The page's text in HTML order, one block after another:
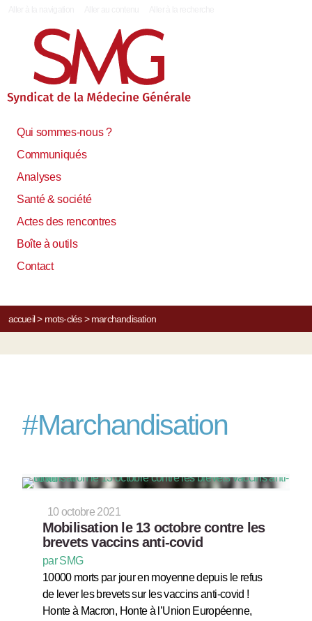
Qui sommes-nous ?
Communiqués
Analyses
Santé & société
Actes des rencontres
Boîte à outils
Contact
accueil> mots-clés> marchandisation
#Marchandisation
10 octobre 2021
Mobilisation le 13 octobre contre les
brevets vaccins anti-covid
par SMG
10000 morts par jour en moyenne depuis le refus
de lever les brevets sur les vaccins anti-covid !
Honte à Macron, Honte à l’Union Européenne,